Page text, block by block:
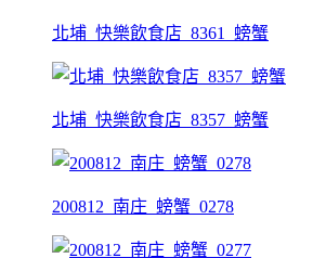
北埔_快樂飲食店_8361_螃蟹
北埔_快樂飲食店_8357_螃蟹
200812_南庄_螃蟹_0278